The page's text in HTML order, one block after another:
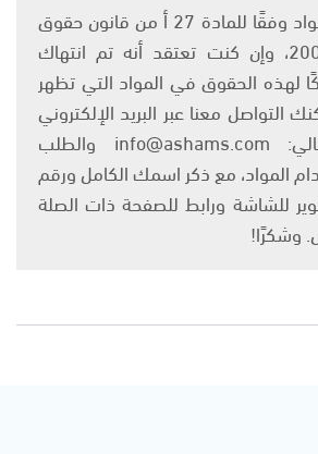
يتم الاستخدام المواد وفقًا للمادة 27 أ من قانون حقوق
التأليف والنشر 2007، وإن كنت تعتقد أنه تم انتهاك
لهذه الحقوق في المواد التي تظهر
التواصل معنا عبر البريد الإلكتروني
على العنوان التالي: info@ashams.com والطلب
المواد، مع ذكر اسمك الكامل ورقم
للشاشة ورابط للصفحة ذات الصلة
وشكرًا!